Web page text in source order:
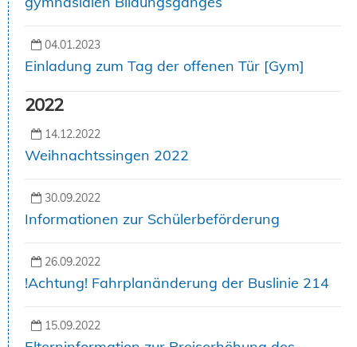
04.01.2023
Einladung zum Tag der offenen Tür [Gym]
2022
14.12.2022
Weihnachtssingen 2022
30.09.2022
Informationen zur Schülerbeförderung
26.09.2022
!Achtung! Fahrplanänderung der Buslinie 214
15.09.2022